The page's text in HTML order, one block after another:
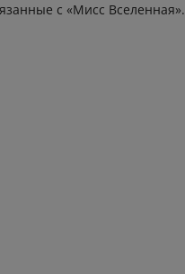
с «Мисс Вселенная».